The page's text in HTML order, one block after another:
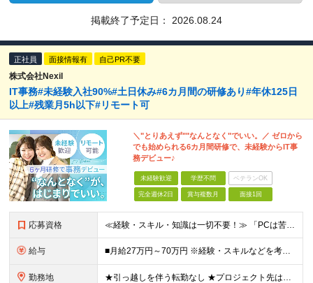
掲載終了予定日： 2026.08.24
正社員 面接情報有 自己PR不要
株式会社Nexil
IT事務#未経験入社90%#土日休み#6カ月間の研修あり#年休125日
以上#残業月5h以下#リモート可
＼"とりあえず""なんとなく"でいい。／ ゼロから
でも始められる6カ月間研修で、未経験からIT事
務デビュー♪
未経験歓迎 学歴不問 ベテランOK
完全週休2日 賞与複数月 面接1回
応募資格 ≪経験・スキル・知識は一切不要！≫ 「PCは苦手」「なんとなくIT」 ――そんな状態からのスタートで大丈夫です。 【応募条件】 ■業界・職種未経験OK ■第二新卒・既卒・フリーターの方も歓迎 ■学歴
給与 ■月給27万円～70万円 ※経験・スキルなどを考慮して決定します。 ※上記金額には固定残業代（月15時間相当分／26,300円～73,500円）を含みます。 超過分は別途支給します。 ★最大200万
勤務地 ★引っ越しを伴う転勤なし ★プロジェクト先は希望やスキルを考慮して決定 本社もしくは東京23区を中心とした 神奈川・千葉・埼玉の各プロジェクト先の勤務となります。 【東京本社】 東京都渋谷区渋谷2